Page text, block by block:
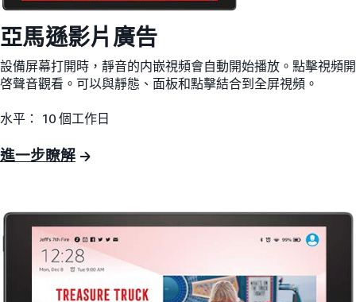
亞馬遜影片廣告
設備屏幕打開時，靜音的内嵌視頻會自動開始播放。點擊視頻開
啓聲音觀看。可以與靜態、面板和點擊結合到全屏視頻。
水平： 10 個工作日
進一步瞭解